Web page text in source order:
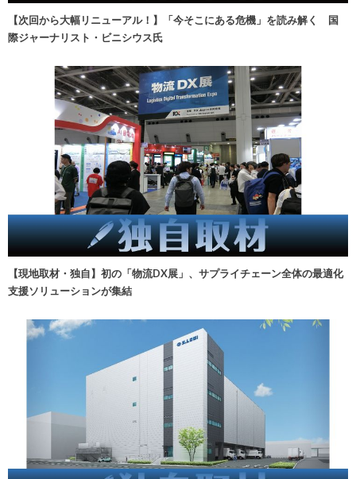
【次回から大幅リニューアル！】「今そこにある危機」を読み解く 国
際ジャーナリスト・ビニシウス氏
【現地取材・独自】初の「物流DX展」、サプライチェーン全体の最適化
支援ソリューションが集結